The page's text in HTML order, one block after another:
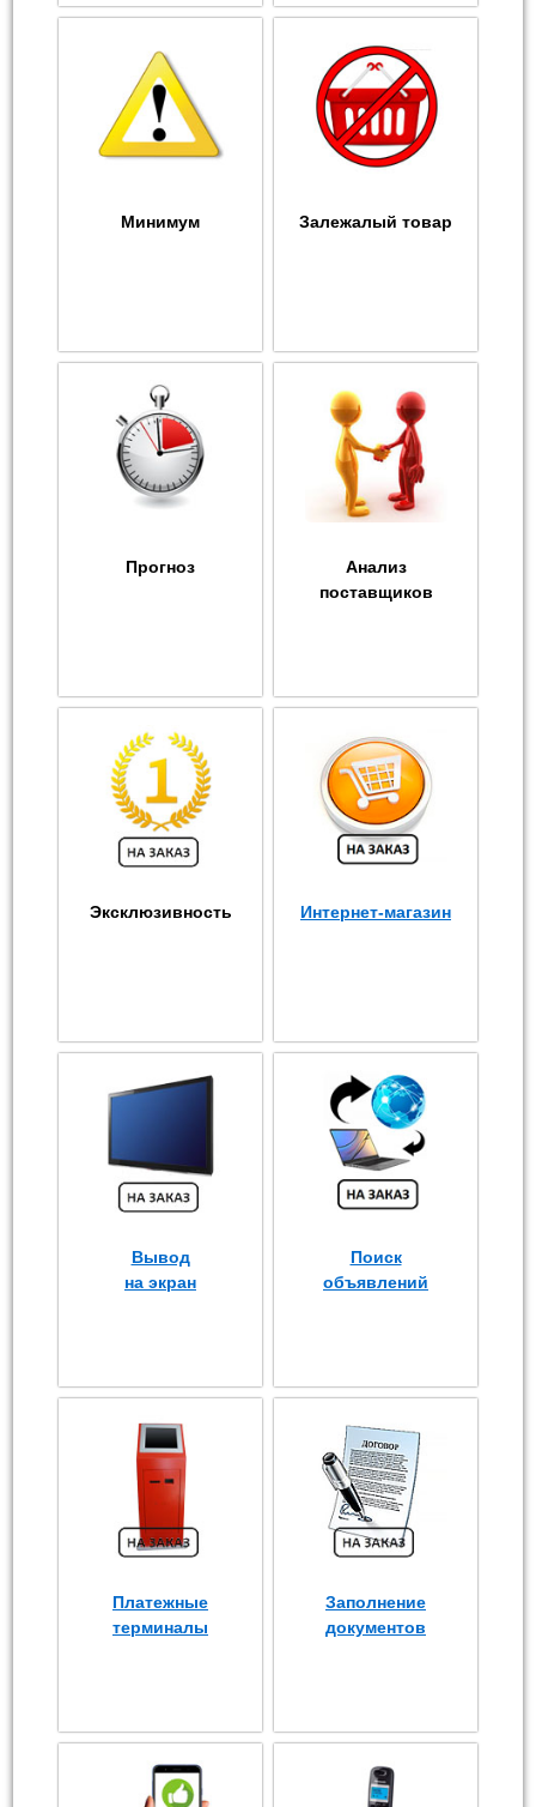
Минимум Залежалый товар
Прогноз
Анализ
поставщиков
Эксклюзивность Интернет-магазин
Вывод
на экран
Поиск
объявлений
Платежные
терминалы
Заполнение
документов